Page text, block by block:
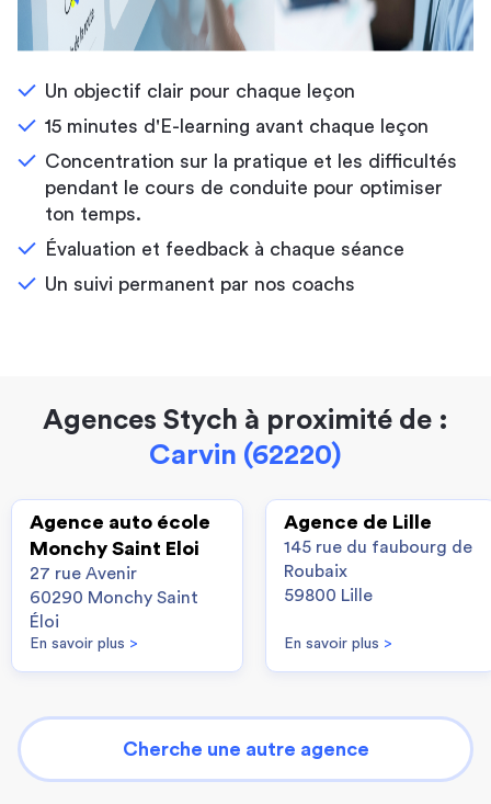
Un objectif clair pour chaque leçon
15 minutes d'E-learning avant chaque leçon
Concentration sur la pratique et les difficultés
pendant le cours de conduite pour optimiser
ton temps.
Évaluation et feedback à chaque séance
Un suivi permanent par nos coachs
Agences Stych à proximité de :
Carvin (62220)
Agence auto école
Monchy Saint Eloi
27 rue Avenir
60290 Monchy Saint
Éloi
En savoir plus >
Agence de Lille
145 rue du faubourg de
Roubaix
59800 Lille
En savoir plus >
Cherche une autre agence